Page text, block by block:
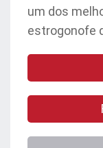
um dos
estrogonofe